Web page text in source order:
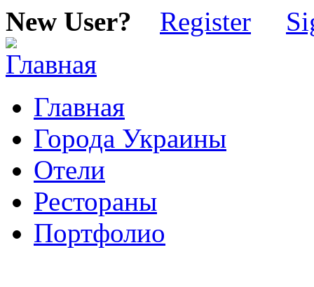
New User? Register
Главная
Города Украины
Отели
Рестораны
Портфолио